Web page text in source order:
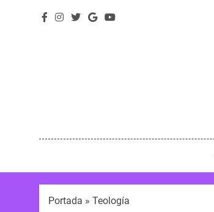
Portada » Teología